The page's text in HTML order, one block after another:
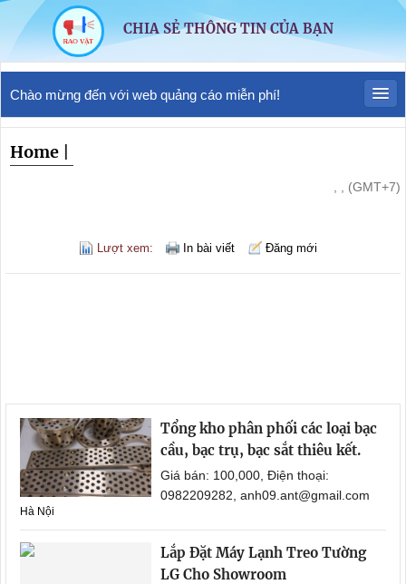
CHIA SẺ THÔNG TIN CỦA BẠN
Chào mừng đến với web quảng cáo miễn phí!
Home
, , (GMT+7)
Lượt xem: In bài viết Đăng mới
Tổng kho phân phối các loại bạc
cầu, bạc trụ, bạc sắt thiêu kết.
Giá bán: 100,000, Điện thoại:
0982209282, anh09.ant@gmail.com
Hà Nội
Lắp Đặt Máy Lạnh Treo Tường
LG Cho Showroom